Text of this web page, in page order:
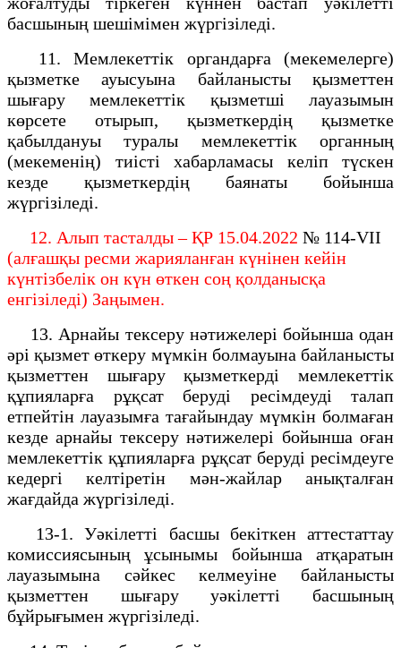
басшының шешімімен жүргізіледі.
11. Мемлекеттік органдарға (мекемелерге)
қызметке ауысуына байланысты қызметтен
шығару мемлекеттік қызметші лауазымын
көрсете отырып, қызметкердің қызметке
қабылдануы туралы мемлекеттік органның
(мекеменің) тиісті хабарламасы келіп түскен
кезде қызметкердің баянаты бойынша
жүргізіледі.
12. Алып тасталды – ҚР 15.04.2022 № 114-VІІ
(алғашқы ресми жарияланған күнінен кейін
күнтізбелік он күн өткен соң қолданысқа
енгізіледі) Заңымен.
13. Арнайы тексеру нәтижелері бойынша одан
әрі қызмет өткеру мүмкін болмауына байланысты
қызметтен шығару қызметкерді мемлекеттік
құпияларға рұқсат беруді ресімдеуді талап
етпейтін лауазымға тағайындау мүмкін болмаған
кезде арнайы тексеру нәтижелері бойынша оған
мемлекеттік құпияларға рұқсат беруді ресімдеуге
кедергі келтіретін мән-жайлар анықталған
жағдайда жүргізіледі.
13-1. Уəкілетті басшы бекіткен аттестаттау
комиссиясының ұсынымы бойынша атқаратын
лауазымына сəйкес келмеуіне байланысты
қызметтен шығару уəкілетті басшының
бұйрығымен жүргізіледі.